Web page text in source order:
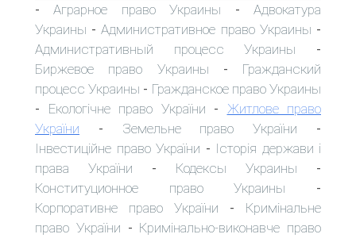
-Аграрное право Украины -Адвокатура
Украины -Административное право Украины -
Административный процесс Украины -
Биржевое право Украины - Гражданский
процесс Украины - Гражданское право Украины
- Екологічне право України - Житлове право
України - Земельне право України -
Інвестиційне право України - Історія держави і
права України - Кодексы Украины -
Конституционное право Украины -
Корпоративне право України - Кримінальне
право України - Кримінально-виконавче право